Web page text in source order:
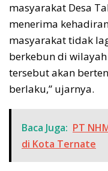
masyarakat Desa
menerima
masyarakat tidak
berkebun di
tersebut akan
berlaku,” ujarnya.
Baca Juga: PT
di Kota Ternate